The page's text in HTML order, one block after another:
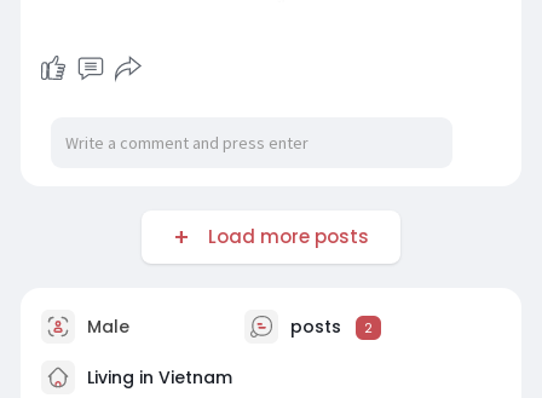
Load more posts
Male posts 2
Living in Vietnam